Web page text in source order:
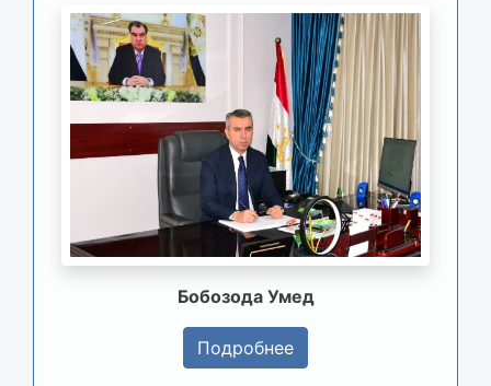
Бобозода Умед
Подробнее